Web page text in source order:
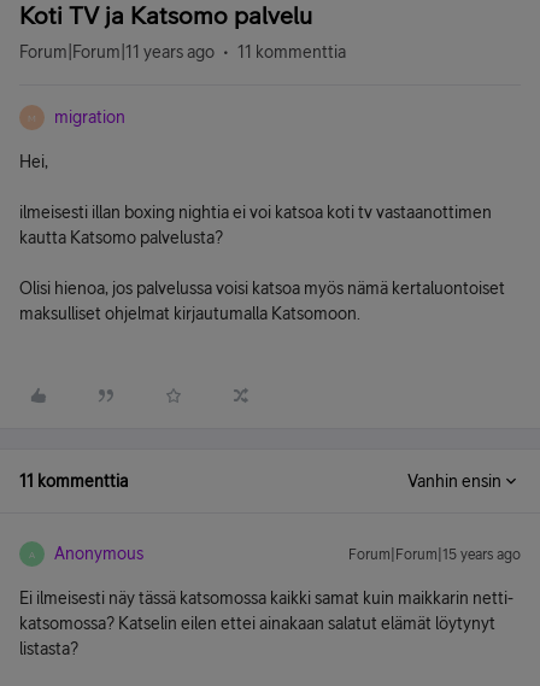
Koti TV ja Katsomo palvelu
Forum|Forum|11 years ago 11 kommenttia
M migration
Hei,
ilmeisesti illan boxing nightia ei voi katsoa koti tv vastaanottimen
kautta Katsomo palvelusta?
Olisi hienoa, jos palvelussa voisi katsoa myös nämä kertaluontoiset
maksulliset ohjelmat kirjautumalla Katsomoon.
11 kommenttia Vanhin ensin
A Anonymous Forum|Forum|15 years ago
Ei ilmeisesti näy tässä katsomossa kaikki samat kuin maikkarin netti-
katsomossa? Katselin eilen ettei ainakaan salatut elämät löytynyt
listasta?